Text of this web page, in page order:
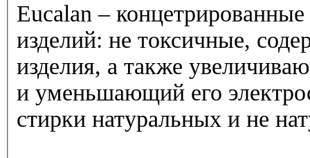
Eucalan –
изделий: не токсичные,
изделия, а также
и уменьшающий его
стирки натуральных и не